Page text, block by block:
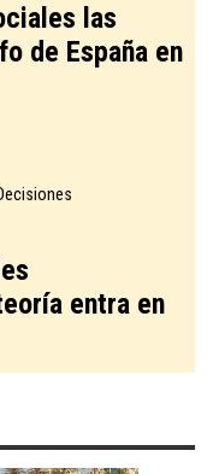
las
de España en
entra en